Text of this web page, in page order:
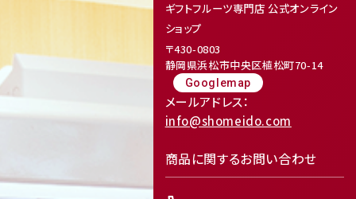
ギフトフルーツ専門店 公式オンライン
ショップ
〒430-0803
静岡県浜松市中央区植松町70-14
Googlemap
メールアドレス：
info@shomeido.com
商品に関するお問い合わせ